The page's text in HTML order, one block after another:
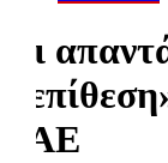
Τι
ΡΑΕ